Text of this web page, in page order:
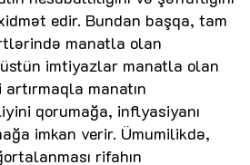
edir. Bundan başqa, tam
manatla olan
imtiyazlar manatla olan
manatın
qorumağa, inflyasiyanı
imkan verir. Ümumilikdə,
rifahın